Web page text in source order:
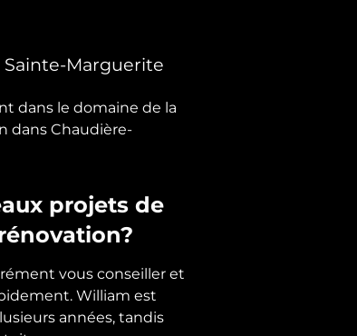
Sainte-Marguerite
dans le domaine de la
dans Chaudière-
projets de
vous conseiller et
William est
années, tandis